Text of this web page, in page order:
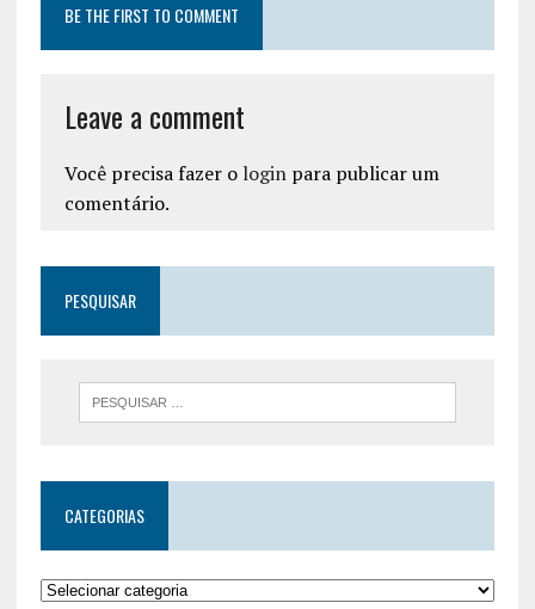
BE THE FIRST TO COMMENT
Leave a comment
Você precisa fazer o loginpara publicar um
comentário.
PESQUISAR
CATEGORIAS